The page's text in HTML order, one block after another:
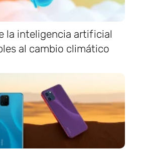
la inteligencia artificial
al cambio climático